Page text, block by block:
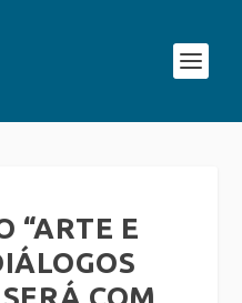
“ARTE E